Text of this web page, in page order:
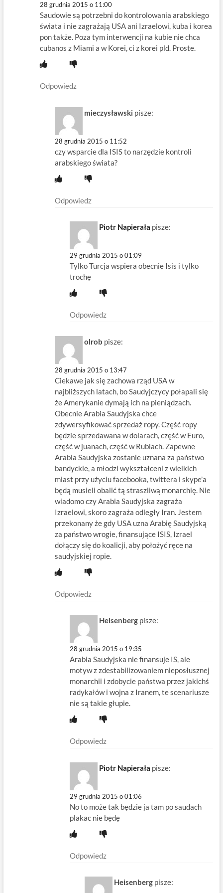
28 grudnia 2015 o 11:00
Saudowie są potrzebni do kontrolowania arabskiego
świata i nie zagrażają USA ani Izraelowi, kuba i korea
pon także. Poza tym interwencji na kubie nie chca
cubanos z Miami a w Korei, ci z korei pld. Proste.
Odpowiedz
mieczysławski pisze:
28 grudnia 2015 o 11:52
czy wsparcie dla ISIS to narzędzie kontroli
arabskiego świata?
Odpowiedz
Piotr Napierała pisze:
29 grudnia 2015 o 01:09
Tylko Turcja wspiera obecnie Isis i tylko
trochę
Odpowiedz
olrob pisze:
28 grudnia 2015 o 13:47
Ciekawe jak się zachowa rząd USA w
najbliższych latach, bo Saudyjczycy połapali się
że Amerykanie dymają ich na pieniądzach.
Obecnie Arabia Saudyjska chce
zdywersyfikować sprzedaż ropy. Część ropy
będzie sprzedawana w dolarach, część w Euro,
część w juanach, część w Rublach. Zapewne
Arabia Saudyjska zostanie uznana za państwo
bandyckie, a młodzi wykształceni z wielkich
miast przy użyciu facebooka, twittera i skype’a
będą musieli obalić tą straszliwą monarchię. Nie
wiadomo czy Arabia Saudyjska zagraża
Izraelowi, skoro zagraża odległy Iran. Jestem
przekonany że gdy USA uzna Arabię Saudyjską
za państwo wrogie, finansujące ISIS, Izrael
dołączy się do koalicji, aby położyć ręce na
saudyjskiej ropie.
Odpowiedz
Heisenberg pisze:
28 grudnia 2015 o 19:35
Arabia Saudyjska nie finansuje IS, ale
motyw z zdestabilizowaniem nieposłusznej
monarchii i zdobycie państwa przez jakichś
radykałów i wojna z Iranem, te scenariusze
nie są takie głupie.
Odpowiedz
Piotr Napierała pisze:
29 grudnia 2015 o 01:06
No to może tak będzie ja tam po saudach
plakac nie będę
Odpowiedz
Heisenberg pisze: